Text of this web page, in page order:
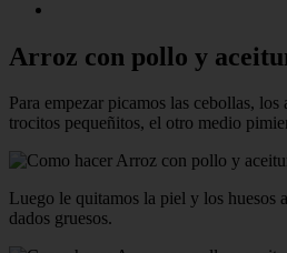
Arroz con pollo y
Para empezar picamos las cebollas,
trocitos pequeñitos, el otro medio
Luego le quitamos la piel y los huesos
dados gruesos.